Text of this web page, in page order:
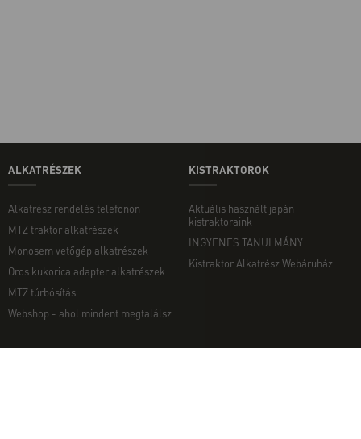
ALKATRÉSZEK
Alkatrész rendelés telefonon
MTZ traktor alkatrészek
Monosem vetőgép alkatrészek
Oros kukorica adapter alkatrészek
MTZ túrbósítás
Webshop - ahol mindent megtalálsz
KISTRAKTOROK
Aktuális használt japán
kistraktoraink
INGYENES TANULMÁNY
Kistraktor Alkatrész Webáruház